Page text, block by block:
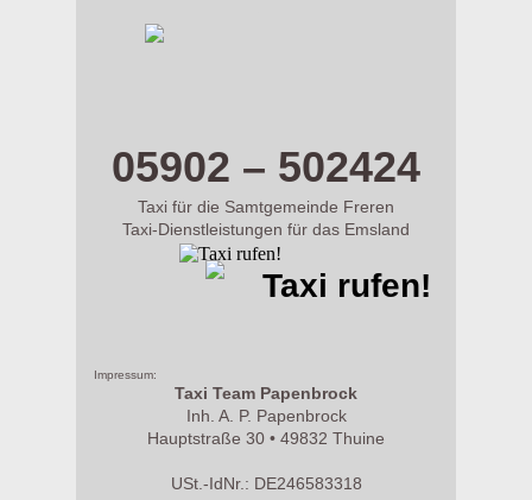
Impressum:
Taxi Team Papenbrock
Inh. A. P. Papenbrock
Hauptstraße 30 • 49832 Thuine
USt.-IdNr.: DE246583318
05902 – 502424
Taxi für die Samtgemeinde Freren
Taxi-Dienstleistungen für das Emsland
Taxi rufen!